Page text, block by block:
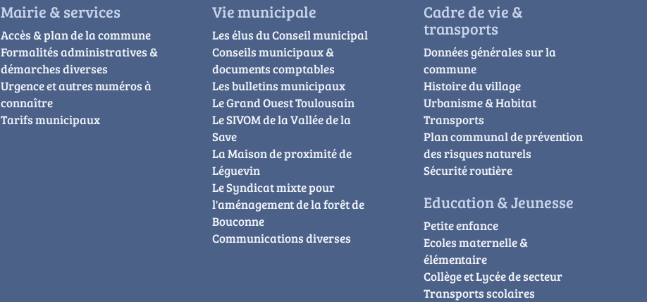
Mairie & services
Accès & plan de la commune
Formalités administratives &
démarches diverses
Urgence et autres numéros à
connaître
Tarifs municipaux
Vie municipale
Les élus du Conseil municipal
Conseils municipaux &
documents comptables
Les bulletins municipaux
Le Grand Ouest Toulousain
Le SIVOM de la Vallée de la
Save
La Maison de proximité de
Léguevin
Le Syndicat mixte pour
l'aménagement de la forêt de
Bouconne
Communications diverses
Cadre de vie &
transports
Données générales sur la
commune
Histoire du village
Urbanisme & Habitat
Transports
Plan communal de prévention
des risques naturels
Sécurité routière
Education & Jeunesse
Petite enfance
Ecoles maternelle &
élémentaire
Collège et Lycée de secteur
Transports scolaires